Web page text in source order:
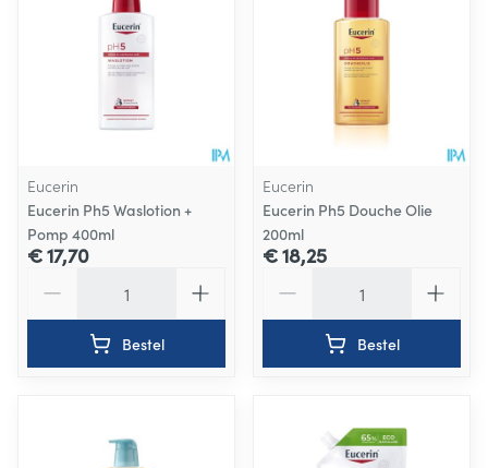
Eucerin
Eucerin Ph5 Waslotion +
Pomp 400ml
€ 17,70
Bestel
Eucerin
Eucerin Ph5 Douche Olie
200ml
€ 18,25
Bestel